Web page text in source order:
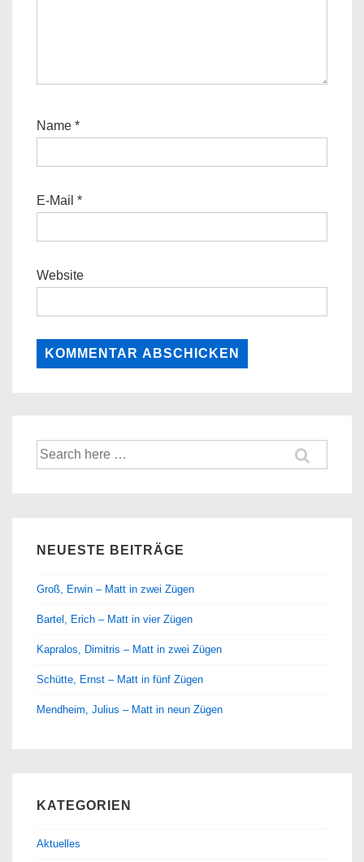
Name *
E-Mail *
Website
Suche
nach:
NEUESTE BEITRÄGE
Groß, Erwin – Matt in zwei Zügen
Bartel, Erich – Matt in vier Zügen
Kapralos, Dimitris – Matt in zwei Zügen
Schütte, Ernst – Matt in fünf Zügen
Mendheim, Julius – Matt in neun Zügen
KATEGORIEN
Aktuelles